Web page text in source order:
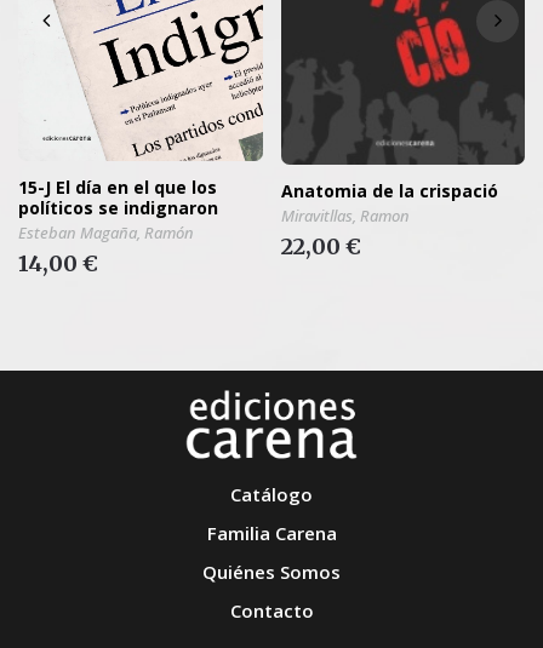
15-J El día en el que los
políticos se indignaron
Esteban Magaña, Ramón
14,00 €
Anatomia de la crispació
Miravitllas, Ramon
22,00 €
Catálogo
Familia Carena
Quiénes Somos
Contacto